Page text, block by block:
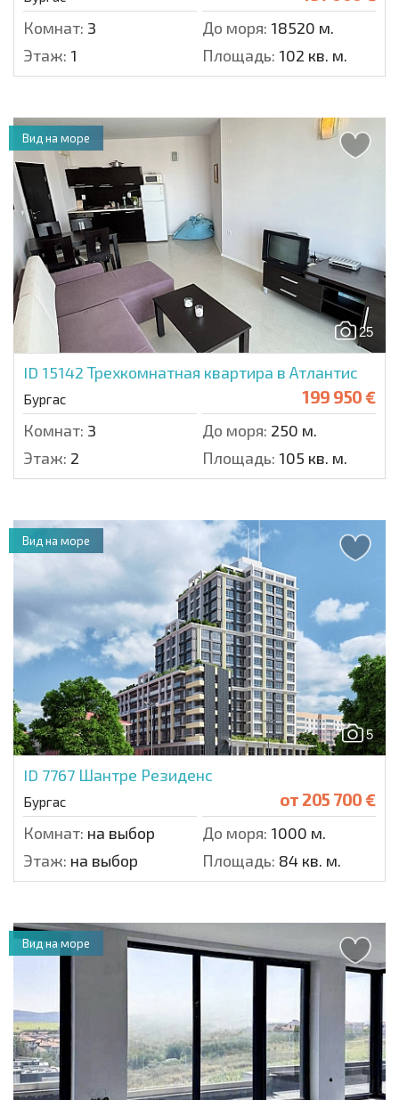
Комнат: 3 До моря: 18520 м.
Этаж: 1 Площадь: 102 кв. м.
25
ID 15142 Трехкомнатная квартира в Атлантис
Бургас 199 950 €
Комнат: 3 До моря: 250 м.
Этаж: 2 Площадь: 105 кв. м.
Вид на море
5
ID 7767 Шантре Резиденс
Бургас от 205 700 €
Комнат: на выбор До моря: 1000 м.
Этаж: на выбор Площадь: 84 кв. м.
Вид на море
Вид на море